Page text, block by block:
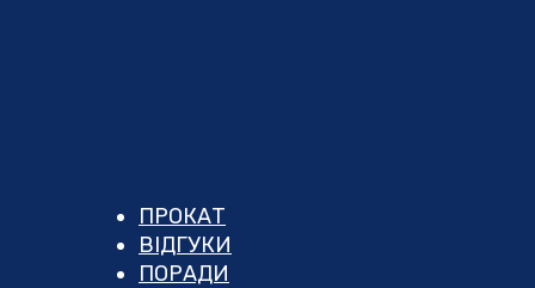
ПРОКАТ
ВІДГУКИ
ПОРАДИ